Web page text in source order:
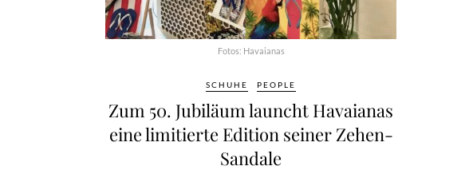
Fotos: Havaianas
SCHUHE PEOPLE
Zum 50. Jubiläum launcht Havaianas
eine limitierte Edition seiner Zehen-
Sandale